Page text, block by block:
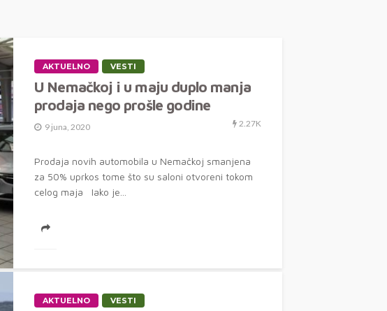
AKTUELNO VESTI
U Nemačkoj i u maju duplo manja
prodaja nego prošle godine
9 juna, 2020 2.27K
Prodaja novih automobila u Nemačkoj smanjena
za 50% uprkos tome što su saloni otvoreni tokom
celog maja Iako je...
AKTUELNO VESTI